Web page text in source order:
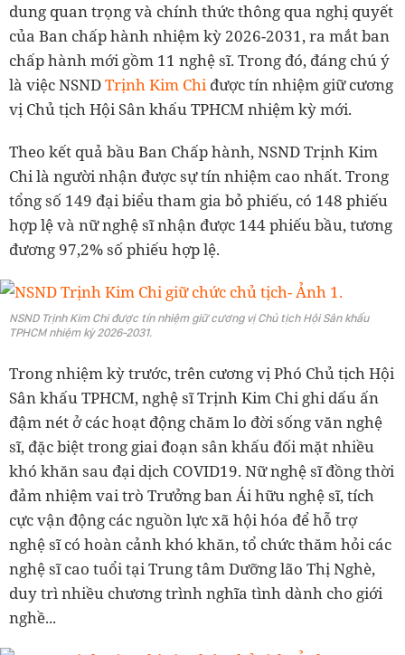
dung quan trọng và chính thức thông qua nghị quyết
của Ban chấp hành nhiệm kỳ 2026-2031, ra mắt ban
chấp hành mới gồm 11 nghệ sĩ. Trong đó, đáng chú ý
là việc NSNDTrịnh Kim Chiđược tín nhiệm giữ cương
vị Chủ tịch Hội Sân khấu TPHCM nhiệm kỳ mới.
Theo kết quả bầu Ban Chấp hành, NSND Trịnh Kim
Chi là người nhận được sự tín nhiệm cao nhất. Trong
tổng số 149 đại biểu tham gia bỏ phiếu, có 148 phiếu
hợp lệ và nữ nghệ sĩ nhận được 144 phiếu bầu, tương
đương 97,2% số phiếu hợp lệ.
NSND Trịnh Kim Chi được tín nhiệm giữ cương vị Chủ tịch Hội Sân khấu
TPHCM nhiệm kỳ 2026-2031.
Trong nhiệm kỳ trước, trên cương vị Phó Chủ tịch Hội
Sân khấu TPHCM, nghệ sĩ Trịnh Kim Chi ghi dấu ấn
đậm nét ở các hoạt động chăm lo đời sống văn nghệ
sĩ, đặc biệt trong giai đoạn sân khấu đối mặt nhiều
khó khăn sau đại dịch COVID19. Nữ nghệ sĩ đồng thời
đảm nhiệm vai trò Trưởng ban Ái hữu nghệ sĩ, tích
cực vận động các nguồn lực xã hội hóa để hỗ trợ
nghệ sĩ có hoàn cảnh khó khăn, tổ chức thăm hỏi các
nghệ sĩ cao tuổi tại Trung tâm Dưỡng lão Thị Nghè,
duy trì nhiều chương trình nghĩa tình dành cho giới
nghề...